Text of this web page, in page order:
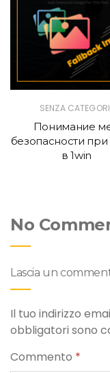
SENZA
Понимание
безопасности
в 1win
No
Lascia un
Il tuo indirizzo
obbligatori sono
Commento *